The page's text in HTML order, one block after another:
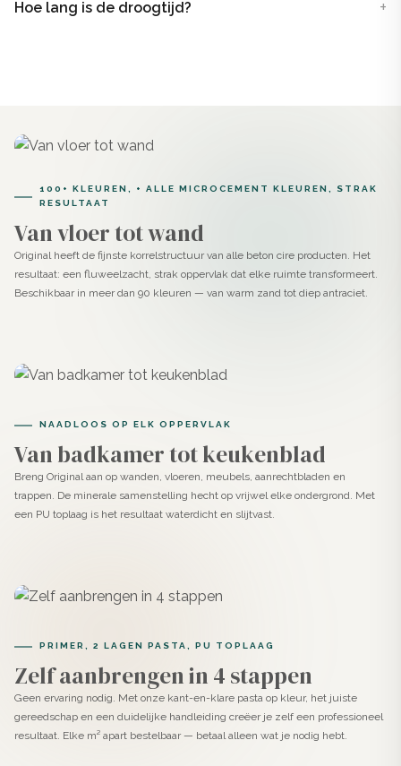
Hoe lang is de droogtijd?
100+ KLEUREN, + ALLE MICROCEMENT KLEUREN, STRAK
RESULTAAT
Van vloer tot wand
Original heeft de fijnste korrelstructuur van alle beton cire producten. Het
resultaat: een fluweelzacht, strak oppervlak dat elke ruimte transformeert.
Beschikbaar in meer dan 90 kleuren — van warm zand tot diep antraciet.
NAADLOOS OP ELK OPPERVLAK
Van badkamer tot keukenblad
Breng Original aan op wanden, vloeren, meubels, aanrechtbladen en
trappen. De minerale samenstelling hecht op vrijwel elke ondergrond. Met
een PU toplaag is het resultaat waterdicht en slijtvast.
PRIMER, 2 LAGEN PASTA, PU TOPLAAG
Zelf aanbrengen in 4 stappen
Geen ervaring nodig. Met onze kant-en-klare pasta op kleur, het juiste
gereedschap en een duidelijke handleiding creëer je zelf een professioneel
resultaat. Elke m² apart bestelbaar — betaal alleen wat je nodig hebt.